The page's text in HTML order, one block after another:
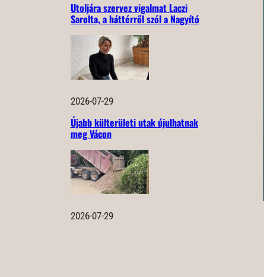
Utoljára szervez vigalmat Laczi
Sarolta, a háttérről szól a Nagyító
2026-07-29
Újabb külterületi utak újulhatnak
meg Vácon
2026-07-29